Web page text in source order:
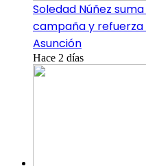
Soledad Núñez
campaña y
Asunción
Hace 2 días